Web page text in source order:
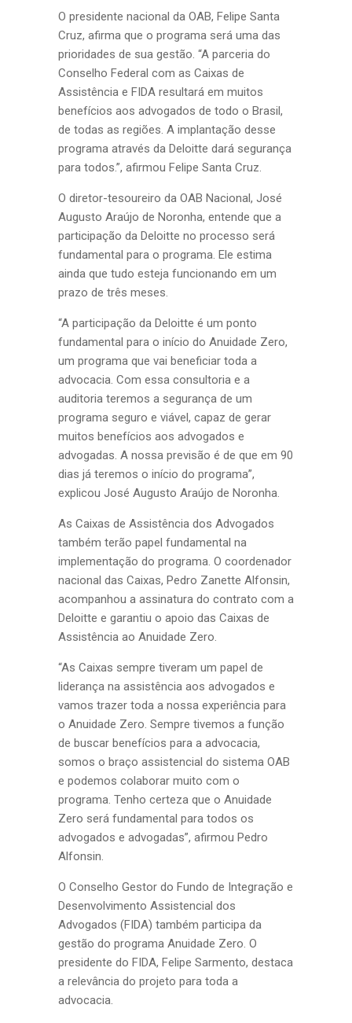
O presidente nacional da OAB, Felipe Santa
Cruz, afirma que o programa será uma das
prioridades de sua gestão. “A parceria do
Conselho Federal com as Caixas de
Assistência e FIDA resultará em muitos
benefícios aos advogados de todo o Brasil,
de todas as regiões. A implantação desse
programa através da Deloitte dará segurança
para todos.”, afirmou Felipe Santa Cruz.
O diretor-tesoureiro da OAB Nacional, José
Augusto Araújo de Noronha, entende que a
participação da Deloitte no processo será
fundamental para o programa. Ele estima
ainda que tudo esteja funcionando em um
prazo de três meses.
“A participação da Deloitte é um ponto
fundamental para o início do Anuidade Zero,
um programa que vai beneficiar toda a
advocacia. Com essa consultoria e a
auditoria teremos a segurança de um
programa seguro e viável, capaz de gerar
muitos benefícios aos advogados e
advogadas. A nossa previsão é de que em 90
dias já teremos o início do programa”,
explicou José Augusto Araújo de Noronha.
As Caixas de Assistência dos Advogados
também terão papel fundamental na
implementação do programa. O coordenador
nacional das Caixas, Pedro Zanette Alfonsin,
acompanhou a assinatura do contrato com a
Deloitte e garantiu o apoio das Caixas de
Assistência ao Anuidade Zero.
“As Caixas sempre tiveram um papel de
liderança na assistência aos advogados e
vamos trazer toda a nossa experiência para
o Anuidade Zero. Sempre tivemos a função
de buscar benefícios para a advocacia,
somos o braço assistencial do sistema OAB
e podemos colaborar muito com o
programa. Tenho certeza que o Anuidade
Zero será fundamental para todos os
advogados e advogadas”, afirmou Pedro
Alfonsin.
O Conselho Gestor do Fundo de Integração e
Desenvolvimento Assistencial dos
Advogados (FIDA) também participa da
gestão do programa Anuidade Zero. O
presidente do FIDA, Felipe Sarmento, destaca
a relevância do projeto para toda a
advocacia.